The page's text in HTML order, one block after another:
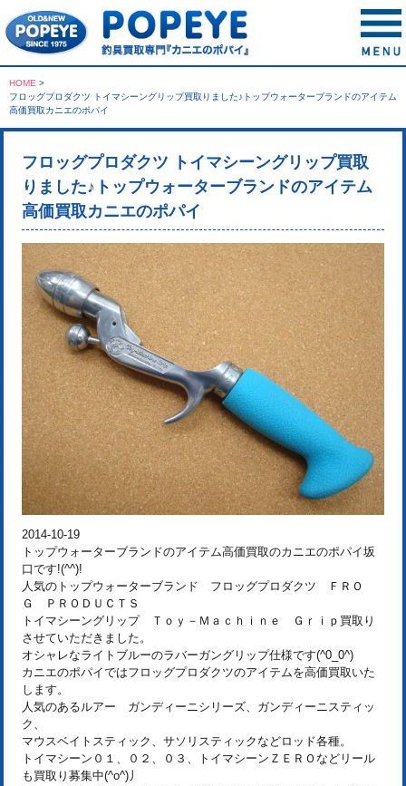
HOME >
フロッグプロダクツ トイマシーングリップ買取りました♪トップウォーターブランドのアイテム
高価買取カニエのポパイ
フロッグプロダクツ トイマシーングリップ買取
りました♪トップウォーターブランドのアイテム
高価買取カニエのポパイ
2014-10-19
トップウォーターブランドのアイテム高価買取のカニエのポパイ坂
口です!(^^)!
人気のトップウォーターブランド フロッグプロダクツ ＦＲＯ
Ｇ ＰＲＯＤＵＣＴＳ
トイマシーングリップ Ｔｏｙ－Ｍａｃｈｉｎｅ Ｇｒｉｐ買取り
させていただきました。
オシャレなライトブルーのラバーガングリップ仕様です(^0_0^)
カニエのポパイではフロッグプロダクツのアイテムを高価買取いた
します。
人気のあるルアー ガンディーニシリーズ、ガンディーニスティッ
ク、
マウスベイトスティック、サソリスティックなどロッド各種。
トイマシーン０１、０２、０３、トイマシーンＺＥＲＯなどリール
も買取り募集中(^o^)丿